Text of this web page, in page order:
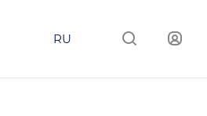
RU